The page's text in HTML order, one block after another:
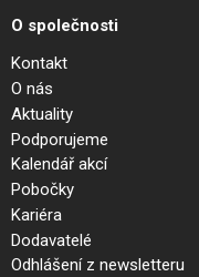
O společnosti
Kontakt
O nás
Aktuality
Podporujeme
Kalendář akcí
Pobočky
Kariéra
Dodavatelé
Odhlášení z newsletteru